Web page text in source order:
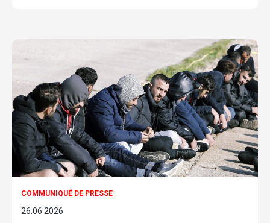
COMMUNIQUÉ DE PRESSE
26.06.2026